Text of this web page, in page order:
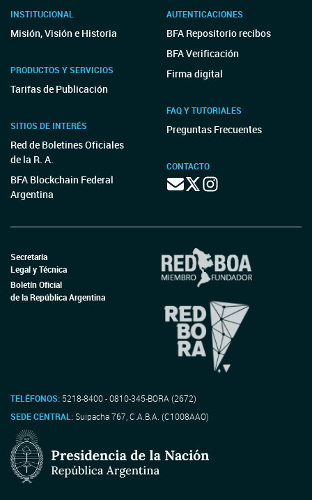
INSTITUCIONAL
Misión, Visión e Historia
PRODUCTOS Y SERVICIOS
Tarifas de Publicación
SITIOS DE INTERÉS
Red de Boletines Oficiales
de la R. A.
BFA Blockchain Federal
Argentina
AUTENTICACIONES
BFA Repositorio recibos
BFA Verificación
Firma digital
FAQ Y TUTORIALES
Preguntas Frecuentes
CONTACTO
Secretaría
Legal y Técnica
Boletín Oficial
de la República Argentina
TELÉFONOS: 5218-8400 - 0810-345-BORA (2672)
SEDE CENTRAL:Suipacha 767, C.A.B.A. (C1008AAO)